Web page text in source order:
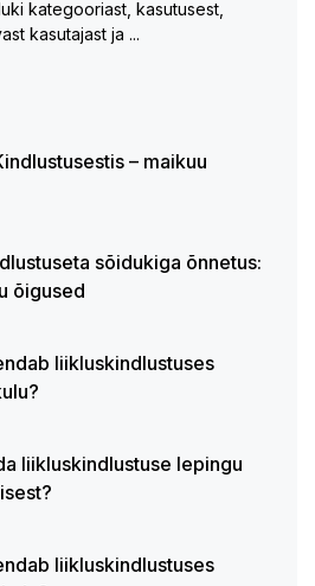
kategooriast, kasutusest,
kasutajast ja ...
– maikuu
sõidukiga õnnetus:
õigused
liikluskindlustuses
liikluskindlustuse lepingu
liikluskindlustuses